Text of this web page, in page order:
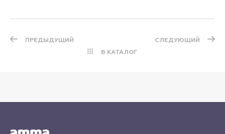
ПРЕДЫДУЩИЙ
В КАТАЛОГ
СЛЕДУЮЩИЙ